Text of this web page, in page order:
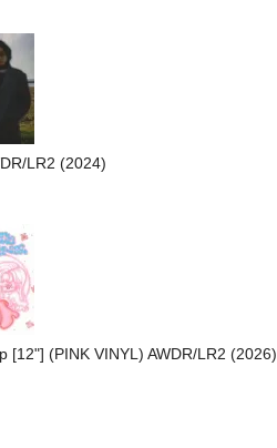
LR2 (2024)
[12"] (PINK VINYL) AWDR/LR2 (2026)